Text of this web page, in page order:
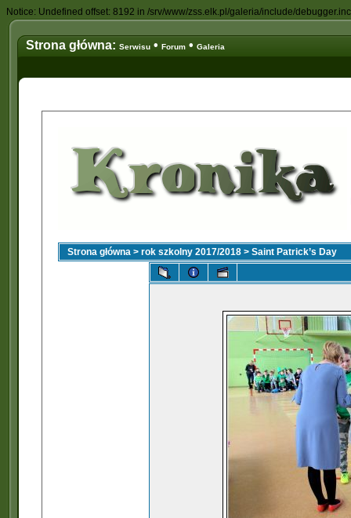
Notice: Undefined offset: 8192 in /srv/www/zss.elk.pl/galeria/include/
Strona główna: Serwisu • Forum • Galeria
Strona główna > rok szkolny 2017/2018 > Saint Patrick’s Day